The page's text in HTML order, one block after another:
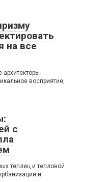
на все
архитекторы-
восприятие,
с
теплиц и тепловой
и